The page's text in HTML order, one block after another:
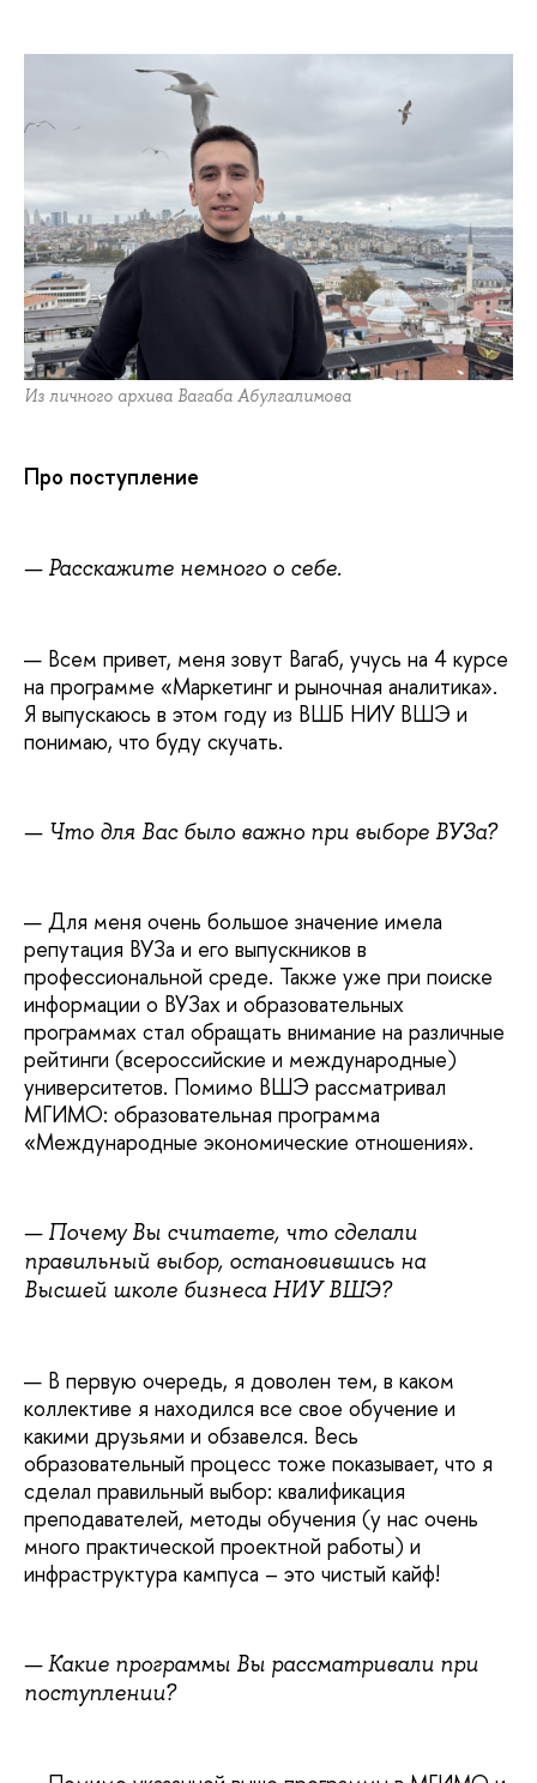
Из личного архива Вагаба Абулгалимова
Про поступление
—Расскажите немного о себе.
— Всем привет, меня зовут Вагаб, учусь на 4 курсе
на программе «Маркетинг и рыночная аналитика».
Я выпускаюсь в этом году из ВШБ НИУ ВШЭ и
понимаю, что буду скучать.
—Что для Вас было важно при выборе ВУЗа?
— Для меня очень большое значение имела
репутация ВУЗа и его выпускников в
профессиональной среде. Также уже при поиске
информации о ВУЗах и образовательных
программах стал обращать внимание на различные
рейтинги (всероссийские и международные)
университетов. Помимо ВШЭ рассматривал
МГИМО: образовательная программа
«Международные экономические отношения».
— Почему Вы считаете, что сделали
правильный выбор, остановившись на
Высшей школе бизнеса НИУ ВШЭ?
— В первую очередь, я доволен тем, в каком
коллективе я находился все свое обучение и
какими друзьями и обзавелся. Весь
образовательный процесс тоже показывает, что я
сделал правильный выбор: квалификация
преподавателей, методы обучения (у нас очень
много практической проектной работы) и
инфраструктура кампуса – это чистый кайф!
—Какие программы Вы рассматривали при
поступлении?